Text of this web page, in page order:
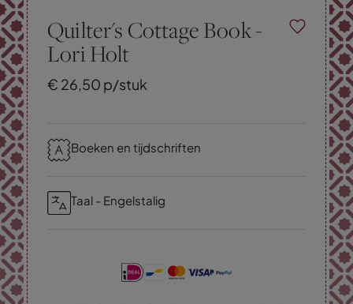
Quilter's Cottage Book -
Lori Holt
€ 26,50 p/stuk
Boeken en tijdschriften
Taal - Engelstalig